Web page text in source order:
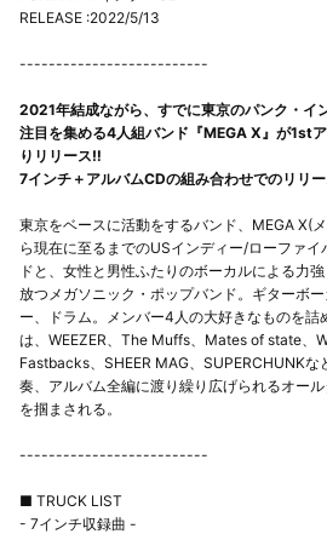
RELEASE :2022/5/13
--------------------------
2021年結成ながら、すでに東京のパンク・イ
注目を集める4人組バンド『MEGA X』が1st
りリリース‼︎
7インチ＋アルバムCDの組み合わせでのリリー
東京をベースに活動をするバンド、MEGA X(
ら現在に至るまでのUSインディー/ローファ
ドと、女性と男性ふたりのボーカルによる力
放つメガソニック・ポップバンド。ギターボ
ー、ドラム。メンバー4人の大好きなものを詰
は、WEEZER、The Muffs、Mates of state、
Fastbacks、SHEER MAG、SUPERCHUNK
奏、アルバム全編に渡り繰り広げられるオー
を掴まされる。
--------------------------
■ TRUCK LIST
- 7インチ収録曲 -